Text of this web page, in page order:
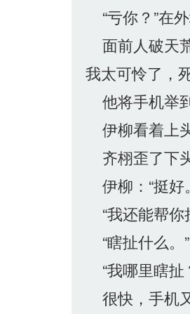
“亏你？”在
面前人破天
我太可怜了，
他将手机举
伊柳看着上
齐栩歪了下
伊柳：“挺好
“我还能帮你
“瞎扯什么。”
“我哪里瞎扯
很快，手机